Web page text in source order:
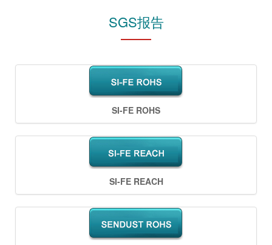
SGS报告
SI-FE ROHS
SI-FE REACH